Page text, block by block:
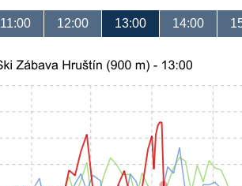
11:00 12:00 13:00 14:00